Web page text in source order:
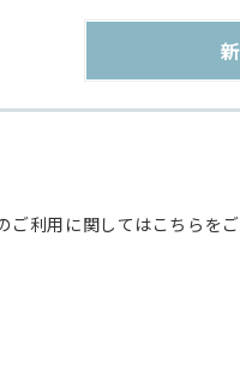
利用に関してはこちらをご